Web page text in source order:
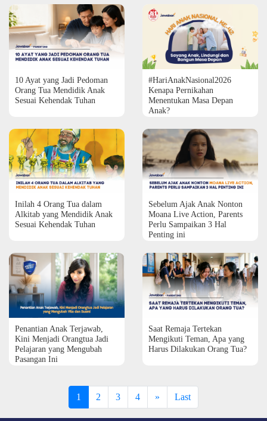
10 Ayat yang Jadi Pedoman
Orang Tua Mendidik Anak
Sesuai Kehendak Tuhan
#HariAnakNasional2026
Kenapa Pernikahan
Menentukan Masa Depan
Anak?
Inilah 4 Orang Tua dalam
Alkitab yang Mendidik Anak
Sesuai Kehendak Tuhan
Sebelum Ajak Anak Nonton
Moana Live Action, Parents
Perlu Sampaikan 3 Hal
Penting ini
Penantian Anak Terjawab,
Kini Menjadi Orangtua Jadi
Pelajaran yang Mengubah
Pasangan Ini
Saat Remaja Tertekan
Mengikuti Teman, Apa yang
Harus Dilakukan Orang Tua?
1 2 3 4 » Last